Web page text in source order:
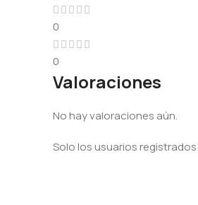
0
0
Valoraciones
No hay valoraciones aún.
Solo los usuarios